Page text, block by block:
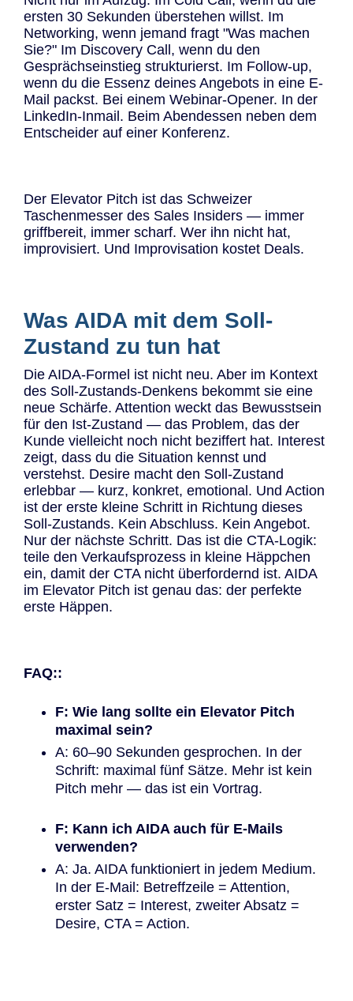
ersten 30 Sekunden überstehen willst. Im
Networking, wenn jemand fragt "Was machen
Sie?" Im Discovery Call, wenn du den
Gesprächseinstieg strukturierst. Im Follow-up,
wenn du die Essenz deines Angebots in eine E-
Mail packst. Bei einem Webinar-Opener. In der
LinkedIn-Inmail. Beim Abendessen neben dem
Entscheider auf einer Konferenz.
Der Elevator Pitch ist das Schweizer
Taschenmesser des Sales Insiders — immer
griffbereit, immer scharf. Wer ihn nicht hat,
improvisiert. Und Improvisation kostet Deals.
Was AIDA mit dem Soll-
Zustand zu tun hat
Die AIDA-Formel ist nicht neu. Aber im Kontext
des Soll-Zustands-Denkens bekommt sie eine
neue Schärfe. Attention weckt das Bewusstsein
für den Ist-Zustand — das Problem, das der
Kunde vielleicht noch nicht beziffert hat. Interest
zeigt, dass du die Situation kennst und
verstehst. Desire macht den Soll-Zustand
erlebbar — kurz, konkret, emotional. Und Action
ist der erste kleine Schritt in Richtung dieses
Soll-Zustands. Kein Abschluss. Kein Angebot.
Nur der nächste Schritt. Das ist die CTA-Logik:
teile den Verkaufsprozess in kleine Häppchen
ein, damit der CTA nicht überfordernd ist. AIDA
im Elevator Pitch ist genau das: der perfekte
erste Häppen.
FAQ::
F: Wie lang sollte ein Elevator Pitch
maximal sein?
A: 60–90 Sekunden gesprochen. In der
Schrift: maximal fünf Sätze. Mehr ist kein
Pitch mehr — das ist ein Vortrag.
F: Kann ich AIDA auch für E-Mails
verwenden?
A: Ja. AIDA funktioniert in jedem Medium.
In der E-Mail: Betreffzeile = Attention,
erster Satz = Interest, zweiter Absatz =
Desire, CTA = Action.